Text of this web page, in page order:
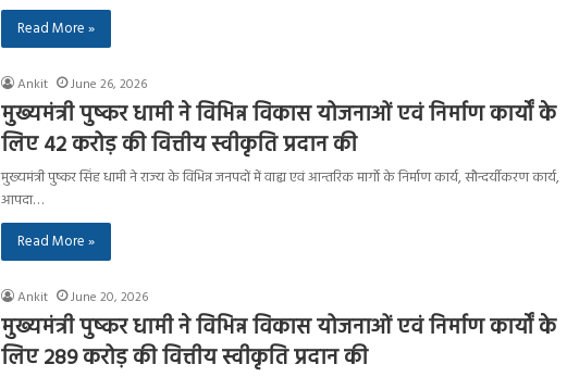
Read More »
Ankit June 26, 2026
मुख्यमंत्री पुष्कर धामी ने विभिन्न विकास योजनाओं एवं निर्माण कार्यों के
लिए 42 करोड़ की वित्तीय स्वीकृति प्रदान की
मुख्यमंत्री पुष्कर सिंह धामी ने राज्य के विभिन्न जनपदों में वाह्य एवं आन्तरिक मार्गाे के निर्माण कार्य, सौन्दर्यीकरण कार्य,
आपदा…
Read More »
Ankit June 20, 2026
मुख्यमंत्री पुष्कर धामी ने विभिन्न विकास योजनाओं एवं निर्माण कार्यों के
लिए 289 करोड़ की वित्तीय स्वीकृति प्रदान की